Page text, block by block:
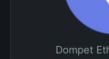
Dompet